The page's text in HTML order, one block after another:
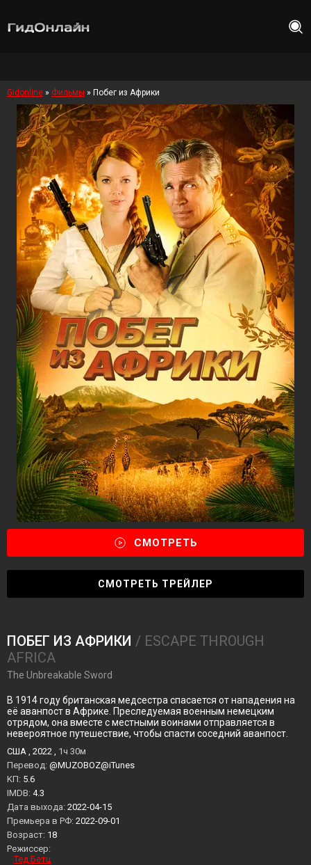
Gidonline » Фильмы » Побег из Африки
СМОТРЕТЬ
СМОТРЕТЬ ТРЕЙЛЕР
ПОБЕГ ИЗ АФРИКИ / ESCAPE THROUGH
AFRICA
The Unbreakable Sword
В 1914 году британская медсестра спасается от нападения на
её аванпост в Африке. Преследуемая военным немецким
отрядом, она вместе с местными воинами отправляется в
невероятное путешествие, чтобы спасти соседний аванпост.
США , 2022 , 1ч 30м
Перевод: @MUZOBOZ@iTunes
KП: 5.6
IMDB: 4.3
Дата выхода: 2022-04-15
Премьера в РФ: 2022-09-01
Возраст: 18
Режиссер:
Тед Бетц